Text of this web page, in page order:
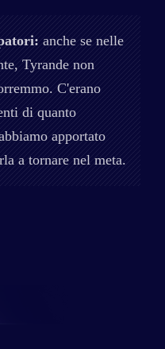
anche se nelle
Tyrande non
C'erano
di quanto
apportato
a tornare nel meta.